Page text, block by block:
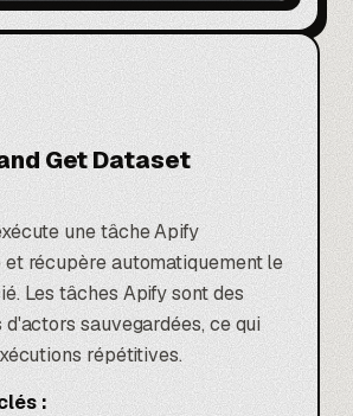
Get Dataset
une tâche Apify
et récupère automatiquement le
Les tâches Apify sont des
sauvegardées, ce qui
répétitives.
: